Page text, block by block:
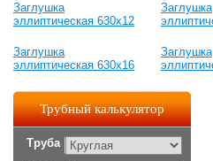
Заглушка
эллиптическая 630х12
Заглушка
Заглушка
эллиптическая 630х16
Заглушка
Трубный калькулятор
Труба